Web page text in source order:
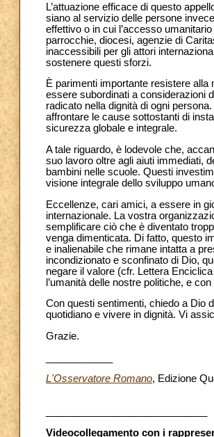
L’attuazione efficace di questo
siano al servizio delle persone
effettivo o in cui l’accesso
parrocchie, diocesi, agenzie di
inaccessibili per gli attori
sostenere questi sforzi.
È parimenti importante resistere
essere subordinati a considerazioni
radicato nella dignità di ogni
affrontare le cause sottostanti di
sicurezza globale e integrale.
A tale riguardo, è lodevole che,
suo lavoro oltre agli aiuti immediati,
bambini nelle scuole. Questi
visione integrale dello sviluppo
Eccellenze, cari amici, a essere in
internazionale. La vostra
semplificare ciò che è diventato
venga dimenticata. Di fatto, questo
e inalienabile che rimane intatta a
incondizionato e sconfinato di Dio,
negare il valore (cfr. Lettera Enciclica
l’umanità delle nostre politiche, e
Con questi sentimenti, chiedo a Dio
quotidiano e vivere in dignità. Vi
Grazie.
L'Osservatore Romano, Edizione
Videocollegamento con i